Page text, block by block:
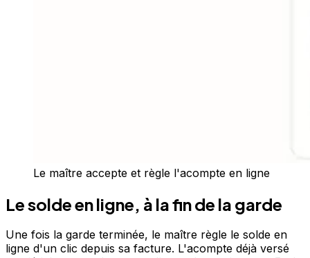
Le maître accepte et règle l'acompte en ligne
Le solde en ligne, à la fin de la garde
Une fois la garde terminée, le maître règle le solde en
ligne d'un clic depuis sa facture. L'acompte déjà versé